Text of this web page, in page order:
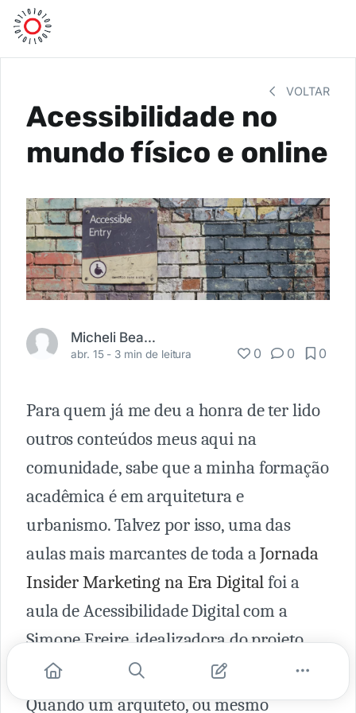
VOLTAR
Acessibilidade no
mundo físico e online
Micheli Beal Ribeiro
abr. 15 - 3 min de leitura 0 0 0
Para quem já me deu a honra de ter lido
outros conteúdos meus aqui na
comunidade, sabe que a minha formação
acadêmica é em arquitetura e
urbanismo. Talvez por isso, uma das
aulas mais marcantes de toda aJornada
Insider Marketing na Era Digitalfoi a
aula de Acessibilidade Digital com a
Simone Freire, idealizadora do projeto
Web para Todos
Quando um arquiteto, ou mesmo